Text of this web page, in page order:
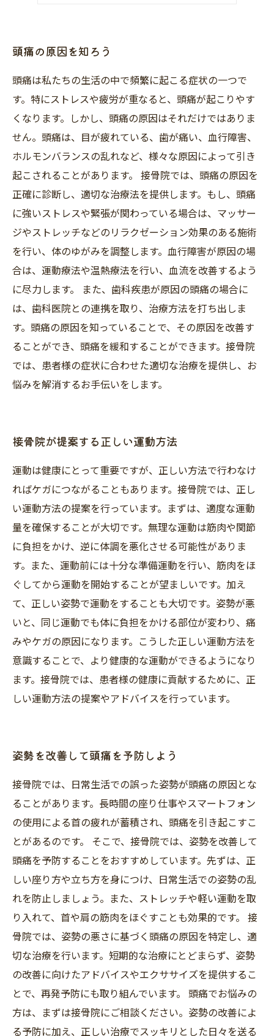
頭痛の原因を知ろう
頭痛は私たちの生活の中で頻繁に起こる症状の一つで
す。特にストレスや疲労が重なると、頭痛が起こりやす
くなります。しかし、頭痛の原因はそれだけではありま
せん。頭痛は、目が疲れている、歯が痛い、血行障害、
ホルモンバランスの乱れなど、様々な原因によって引き
起こされることがあります。 接骨院では、頭痛の原因を
正確に診断し、適切な治療法を提供します。もし、頭痛
に強いストレスや緊張が関わっている場合は、マッサー
ジやストレッチなどのリラクゼーション効果のある施術
を行い、体のゆがみを調整します。血行障害が原因の場
合は、運動療法や温熱療法を行い、血流を改善するよう
に尽力します。 また、歯科疾患が原因の頭痛の場合に
は、歯科医院との連携を取り、治療方法を打ち出しま
す。頭痛の原因を知っていることで、その原因を改善す
ることができ、頭痛を緩和することができます。接骨院
では、患者様の症状に合わせた適切な治療を提供し、お
悩みを解消するお手伝いをします。
接骨院が提案する正しい運動方法
運動は健康にとって重要ですが、正しい方法で行わなけ
ればケガにつながることもあります。接骨院では、正し
い運動方法の提案を行っています。まずは、適度な運動
量を確保することが大切です。無理な運動は筋肉や関節
に負担をかけ、逆に体調を悪化させる可能性がありま
す。また、運動前には十分な準備運動を行い、筋肉をほ
ぐしてから運動を開始することが望ましいです。加え
て、正しい姿勢で運動をすることも大切です。姿勢が悪
いと、同じ運動でも体に負担をかける部位が変わり、痛
みやケガの原因になります。こうした正しい運動方法を
意識することで、より健康的な運動ができるようになり
ます。接骨院では、患者様の健康に貢献するために、正
しい運動方法の提案やアドバイスを行っています。
姿勢を改善して頭痛を予防しよう
接骨院では、日常生活での誤った姿勢が頭痛の原因とな
ることがあります。長時間の座り仕事やスマートフォン
の使用による首の疲れが蓄積され、頭痛を引き起こすこ
とがあるのです。 そこで、接骨院では、姿勢を改善して
頭痛を予防することをおすすめしています。先ずは、正
しい座り方や立ち方を身につけ、日常生活での姿勢の乱
れを防止しましょう。また、ストレッチや軽い運動を取
り入れて、首や肩の筋肉をほぐすことも効果的です。 接
骨院では、姿勢の悪さに基づく頭痛の原因を特定し、適
切な治療を行います。短期的な治療にとどまらず、姿勢
の改善に向けたアドバイスやエクササイズを提供するこ
とで、再発予防にも取り組んでいます。 頭痛でお悩みの
方は、まずは接骨院にご相談ください。姿勢の改善によ
る予防に加え、正しい治療でスッキリとした日々を送る